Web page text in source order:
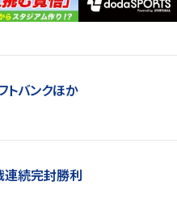
トバンクほか
連続完封勝利